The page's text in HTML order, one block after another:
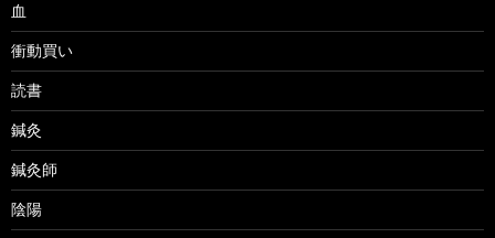
血
衝動買い
読書
鍼灸
鍼灸師
陰陽